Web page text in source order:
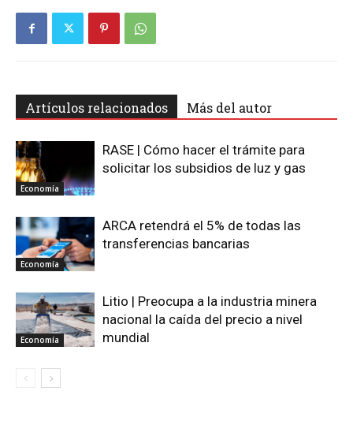
Artículos relacionados Más del autor
Economía
RASE | Cómo hacer el trámite para
solicitar los subsidios de luz y gas
Economía
ARCA retendrá el 5% de todas las
transferencias bancarias
Economía
Litio | Preocupa a la industria minera
nacional la caída del precio a nivel
mundial